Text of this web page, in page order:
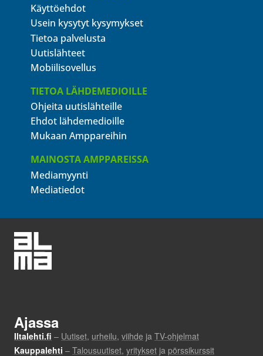
Käyttöehdot
Usein kysytyt kysymykset
Tietoa palvelusta
Uutislähteet
Mobiilisovellus
TIETOA LÄHDEMEDIOILLE
Ohjeita uutislähteille
Ehdot lähdemedioille
Mukaan Amppareihin
MAINOSTA AMPPAREISSA
Mediamyynti
Mediatiedot